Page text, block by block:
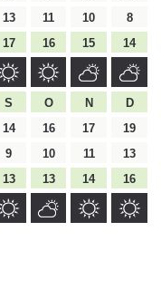
13 11 10
8
17 16 15 14
S O N
D
14 16 17
19
9 10 11
13
13 13 14 16